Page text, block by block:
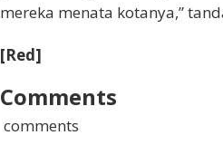
mereka menata kotanya,”
[Red]
Comments
comments